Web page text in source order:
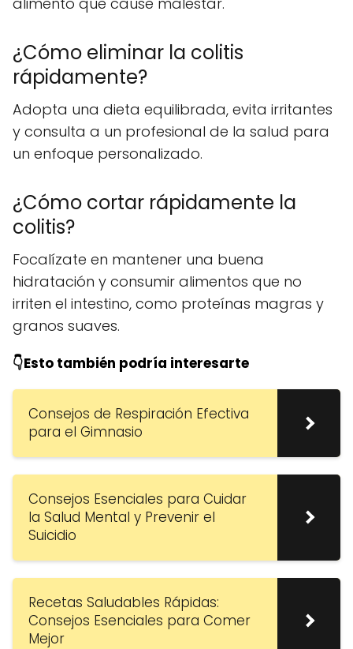
¿Cómo eliminar la colitis
rápidamente?
Adopta una dieta equilibrada, evita irritantes
y consulta a un profesional de la salud para
un enfoque personalizado.
¿Cómo cortar rápidamente la
colitis?
Focalízate en mantener una buena
hidratación y consumir alimentos que no
irriten el intestino, como proteínas magras y
granos suaves.
👇Esto también podría interesarte
Consejos de Respiración Efectiva
para el Gimnasio
Consejos Esenciales para Cuidar
la Salud Mental y Prevenir el
Suicidio
Recetas Saludables Rápidas:
Consejos Esenciales para Comer
Mejor